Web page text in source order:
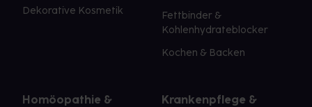
Dekorative Kosmetik
Fettbinder &
Kohlenhydrateblocker
Kochen & Backen
Homöopathie &
Krankenpflege &